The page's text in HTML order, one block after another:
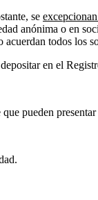
se
anónima o en
todos los
en el
pueden